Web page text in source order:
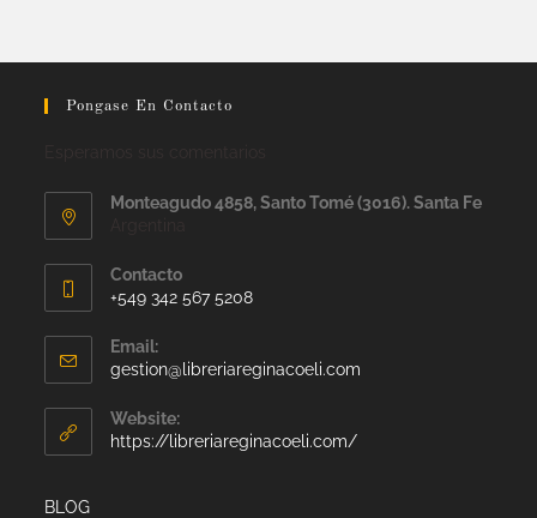
Pongase En Contacto
Monteagudo 4858, Santo Tomé (3016). Santa Fe
Contacto
+549 342 567 5208
Email:
gestion@libreriareginacoeli.com
Website:
https://libreriareginacoeli.com/
BLOG